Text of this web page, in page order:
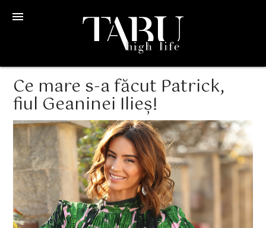
menu
Ce mare s-a făcut Patrick,
fiul Geaninei Ilieș!